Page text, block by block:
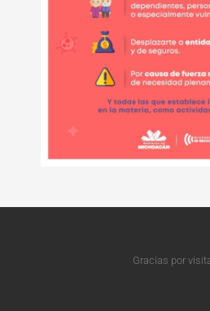
Gracias por